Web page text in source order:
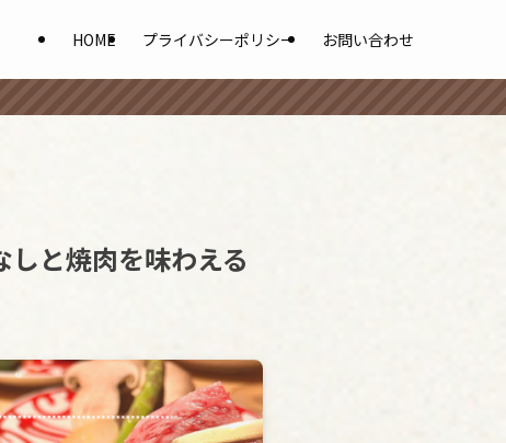
HOME プライバシーポリシー お問い合わせ
しと焼肉を味わえる